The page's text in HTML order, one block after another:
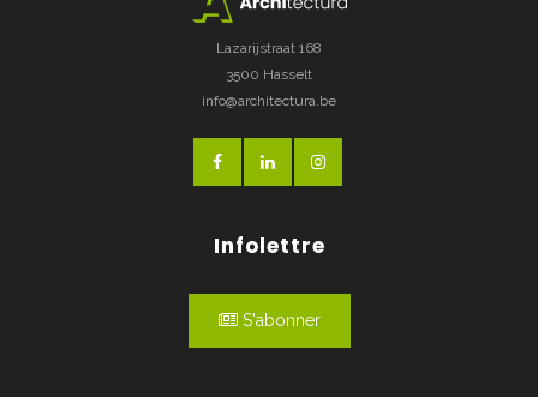
Lazarijstraat 168
3500 Hasselt
info@architectura.be
Infolettre
S'abonner